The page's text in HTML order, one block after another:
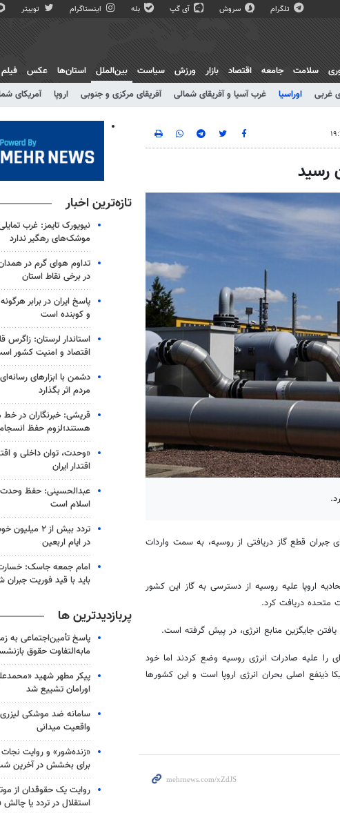
تلگرام سروش آی گپ بله اینستاگرام توییتر
سلامت جامعه اقتصاد بازار ورزش سیاست
بین‌الملل
غربی اوراسیا غرب آسیا و آفریقای شمالی آفریقای مرکزی و جنوبی اروپا آمریکای
استان‌ها عکس فیلم
رسید
جبران قطع گاز دریافتی از روسیه، به سمت واردات
اروپا علیه روسیه از دسترسی به گاز این کشور
متحده دریافت کرد.
جایگزین منابع انرژی، در پیش گرفته است.
را علیه صادرات انرژی روسیه وضع کردند اما خود
ذینفع اصلی بحران انرژی اروپا است و این کشورها
تازه‌ترین اخبار
نیویورک تایمز: غرب
موشک‌های رهگیر ندارد
تداوم هوای گرم در
در برخی نقاط استان
پاسخ ایران در برابر
و کوبنده است
استاندار لرستان: زاگرس
اقتصاد و امنیت کشور
دشمن با ابزارهای
مردم اثر بگذارد
قریشی: خبرنگاران در
هستند؛لزوم حفظ
«وحدت، توان داخلی و
اقتدار ایران
عبدالحسینی: حفظ
اسلام است
تردد بیش از ۲
در ایام اربعین
امام جمعه جاسک:
باید با قید فوریت جبران
پربازدیدترین ها
پاسخ تأمین‌اجتماعی به
مابه‌التفاوت حقوق
پیکر مطهر شهید
اورامان تشییع شد
سامانه ضد موشکی
واقعیت میدانی
«زنده‌شور» و روایت
برای بخشش در آخرین
روایت یک حقوقدان از
استقلال در تردد یا